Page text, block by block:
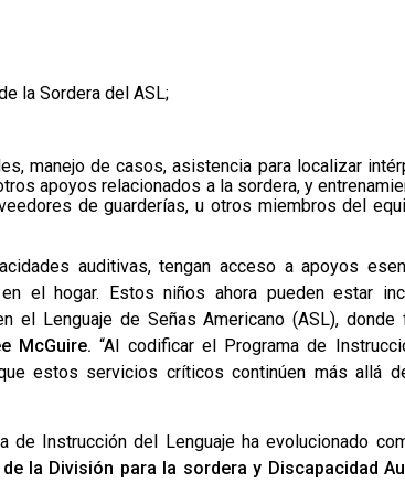
la Sordera del ASL;
manejo de casos, asistencia para localizar
apoyos relacionados a la sordera, y
de guarderías, u otros miembros del
auditivas, tengan acceso a apoyos
el hogar. Estos niños ahora pueden estar
el Lenguaje de Señas Americano (ASL), donde
McGuire.“Al codificar el Programa de
estos servicios críticos continúen más allá
de Instrucción del Lenguaje ha evolucionado
la División para la sordera y Discapacidad